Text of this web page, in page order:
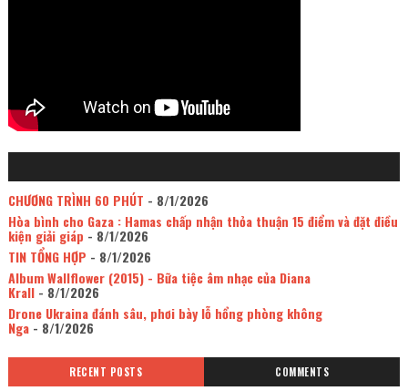
CHƯƠNG TRÌNH 60 PHÚT - 8/1/2026
Hòa bình cho Gaza : Hamas chấp nhận thỏa thuận 15 điểm và đặt điều
kiện giải giáp - 8/1/2026
TIN TỔNG HỢP - 8/1/2026
Album Wallflower (2015) - Bữa tiệc âm nhạc của Diana
Krall- 8/1/2026
Drone Ukraina đánh sâu, phơi bày lỗ hổng phòng không
Nga- 8/1/2026
RECENT POSTS COMMENTS